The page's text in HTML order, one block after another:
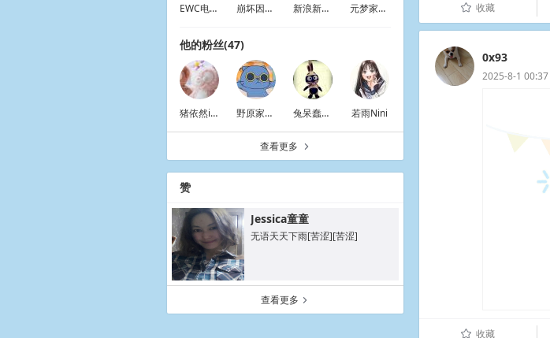
EWC电竞世俱杯 崩坏因缘精灵 新浪新闻一天零一页 元梦家园日记
他的粉丝(47)
猪依然isOnFi涂re 野原家小女儿 兔呆蠢嘻嘻 若雨Nini
查看更多 a
赞
Jessica童童
无语天天下雨[苦涩][苦涩] ​​​​
查看更多 a
û 收藏
0x93
2025-8-1 00:37
û 收藏